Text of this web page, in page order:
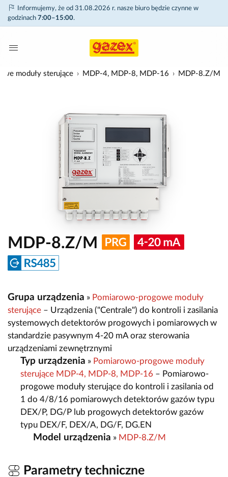
Informujemy, że od 31.08.2026 r. nasze biuro będzie czynne w
godzinach 7:00–15:00.
moduły sterujące MDP-4, MDP-8, MDP-16 MDP-8.Z/M
MDP-8.Z/M
Grupa urządzenia » Pomiarowo-progowe moduły
sterujące – Urządzenia ("Centrale") do kontroli i zasilania
systemowych detektorów progowych i pomiarowych w
standardzie pasywnym 4-20 mA oraz sterowania
urządzeniami zewnętrznymi
Typ urządzenia » Pomiarowo-progowe moduły
sterujące MDP-4, MDP-8, MDP-16 – Pomiarowo-
progowe moduły sterujące do kontroli i zasilania od
1 do 4/8/16 pomiarowych detektorów gazów typu
DEX/P, DG/P lub progowych detektorów gazów
typu DEX/F, DEX/A, DG/F, DG.EN
Model urządzenia » MDP-8.Z/M
Parametry techniczne